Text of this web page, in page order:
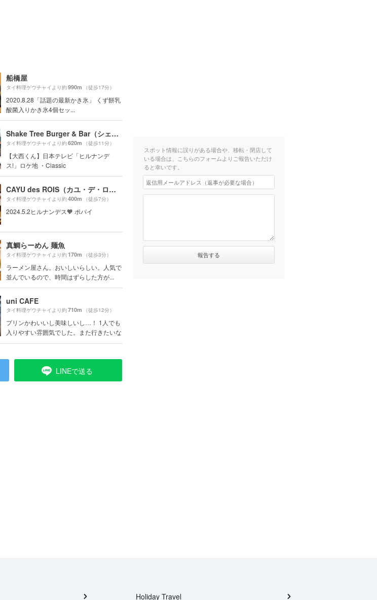
船橋屋
タイ料理ゲウチャイより約990m （徒歩17分）
2020.8.28「話題の最新かき氷」 くず餅乳
酸菌入りかき氷4個セッ...
Shake Tree Burger & Bar（シェイクツリー バーガー＆バー）
タイ料理ゲウチャイより約620m （徒歩11分）
【大西くん】日本テレビ「ヒルナンデ
ス!」ロケ地 ・Classic
CAYU des ROIS（カユ・デ・ロワ) 亀沢店
タイ料理ゲウチャイより約400m （徒歩7分）
2024.5.2ヒルナンデス🧡 ポパイ
真鯛らーめん 麺魚
タイ料理ゲウチャイより約170m （徒歩3分）
ラーメン屋さん。おいしいらしい。人気で
並んでいるので、時間はずらした方が...
uni CAFE
タイ料理ゲウチャイより約710m （徒歩12分）
プリンかわいいし美味しいし…！ 1人でも
入りやすい雰囲気でした。また行きたいな
LINEで送る
スポット情報に誤りがある場合や、移転・閉店して
いる場合は、こちらのフォームよりご報告いただけ
ると幸いです。
Holiday Travel